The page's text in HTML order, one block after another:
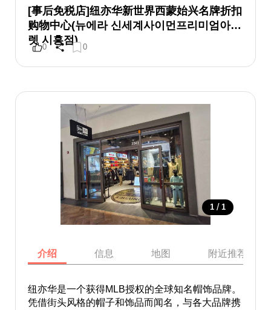
[事后免税店]纽亦华新世界西蒙始兴名牌折扣
购物中心(뉴에라 신세계사이먼프리미엄아울
렛 시흥점)
0 0
1 / 1
介绍 信息 地图 附近推荐景点
纽亦华是一个获得MLB授权的全球知名帽饰品牌。
凭借街头风格的帽子和饰品而闻名，与各大品牌携